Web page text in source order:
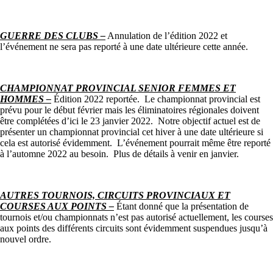
GUERRE DES CLUBS – Annulation de l’édition 2022 et
l’événement ne sera pas reporté à une date ultérieure cette année.
CHAMPIONNAT PROVINCIAL SENIOR FEMMES ET
HOMMES – Édition 2022 reportée. Le championnat provincial est
prévu pour le début février mais les éliminatoires régionales doivent
être complétées d’ici le 23 janvier 2022. Notre objectif actuel est de
présenter un championnat provincial cet hiver à une date ultérieure si
cela est autorisé évidemment. L’événement pourrait même être reporté
à l’automne 2022 au besoin. Plus de détails à venir en janvier.
AUTRES TOURNOIS, CIRCUITS PROVINCIAUX ET
COURSES AUX POINTS – Étant donné que la présentation de
tournois et/ou championnats n’est pas autorisé actuellement, les courses
aux points des différents circuits sont évidemment suspendues jusqu’à
nouvel ordre.